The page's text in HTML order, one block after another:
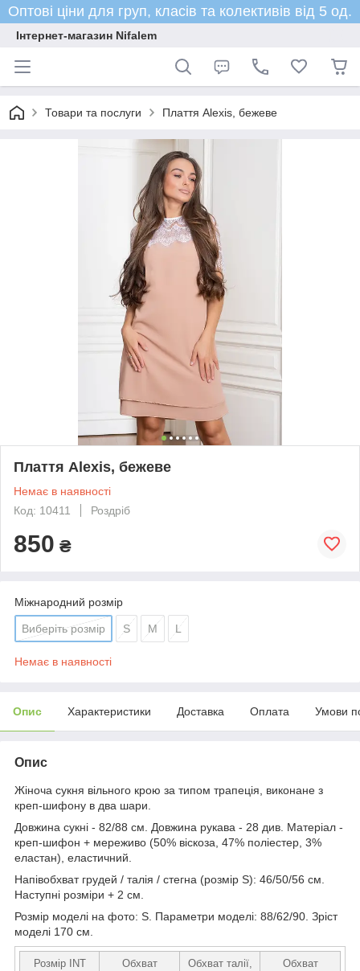
Оптові ціни для груп, класів та колективів від 5 од.
Інтернет-магазин Nifalem
Товари та послуги Плаття Alexis, бежеве
Плаття Alexis, бежеве
Немає в наявності
Код: 10411
Роздріб
850 ₴
Міжнародний розмір
Виберіть розмір S M L
Немає в наявності
Опис Характеристики Доставка Оплата Умови
Опис
Жіноча сукня вільного крою за типом трапеція, виконане з
креп-шифону в два шари.
Довжина сукні - 82/88 см. Довжина рукава - 28 див. Матеріал -
креп-шифон + мереживо (50% віскоза, 47% поліестер, 3%
еластан), еластичний.
Напівобхват грудей / талія / стегна (розмір S): 46/50/56 см.
Наступні розміри + 2 см.
Розмір моделі на фото: S. Параметри моделі: 88/62/90. Зріст
моделі 170 см.
Розмір INT
Обхват
Обхват талії,
Обхват